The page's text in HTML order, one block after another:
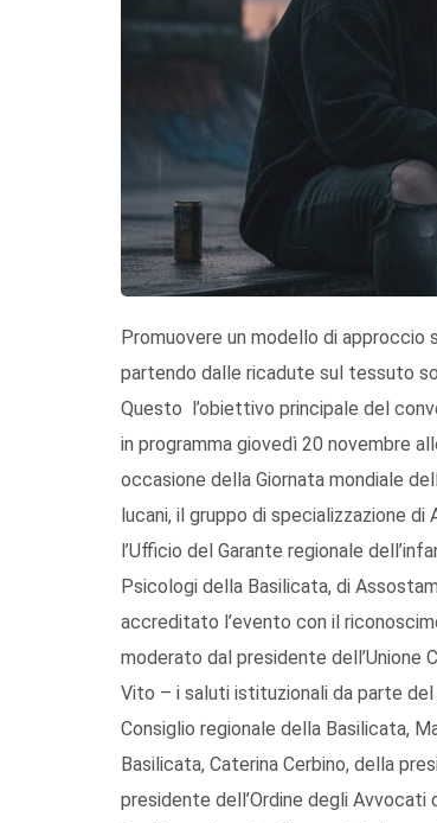
Promuovere un modello di approccio
partendo dalle ricadute sul tessuto
Questo l’obiettivo principale del
in programma giovedì 20 novembre
occasione della Giornata mondiale
lucani, il gruppo di specializzazione
l’Ufficio del Garante regionale
Psicologi della Basilicata, di
accreditato l’evento con il
moderato dal presidente dell’Unione
Vito – i saluti istituzionali da parte
Consiglio regionale della Basilicata,
Basilicata, Caterina Cerbino, della
presidente dell’Ordine degli